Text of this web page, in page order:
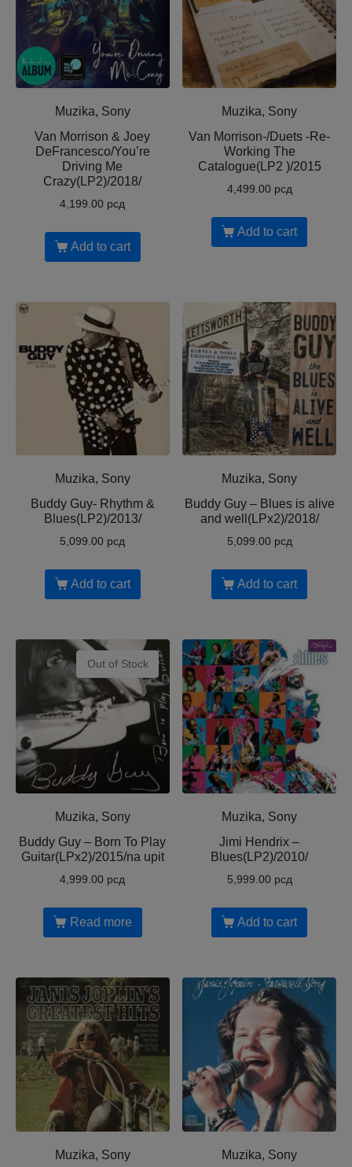
Muzika, Sony
Van Morrison & Joey
DeFrancesco/You’re
Driving Me
Crazy(LP2)/2018/
4,199.00 рсд
Add to cart
Muzika, Sony
Van Morrison-/Duets -Re-
Working The
Catalogue(LP2 )/2015
4,499.00 рсд
Add to cart
Muzika, Sony
Buddy Guy- Rhythm &
Blues(LP2)/2013/
5,099.00 рсд
Add to cart
Muzika, Sony
Buddy Guy – Blues is alive
and well(LPx2)/2018/
5,099.00 рсд
Add to cart
Out of Stock
Muzika, Sony
Buddy Guy – Born To Play
Guitar(LPx2)/2015/na upit
4,999.00 рсд
Read more
Muzika, Sony
Jimi Hendrix –
Blues(LP2)/2010/
5,999.00 рсд
Add to cart
Muzika, Sony
Muzika, Sony